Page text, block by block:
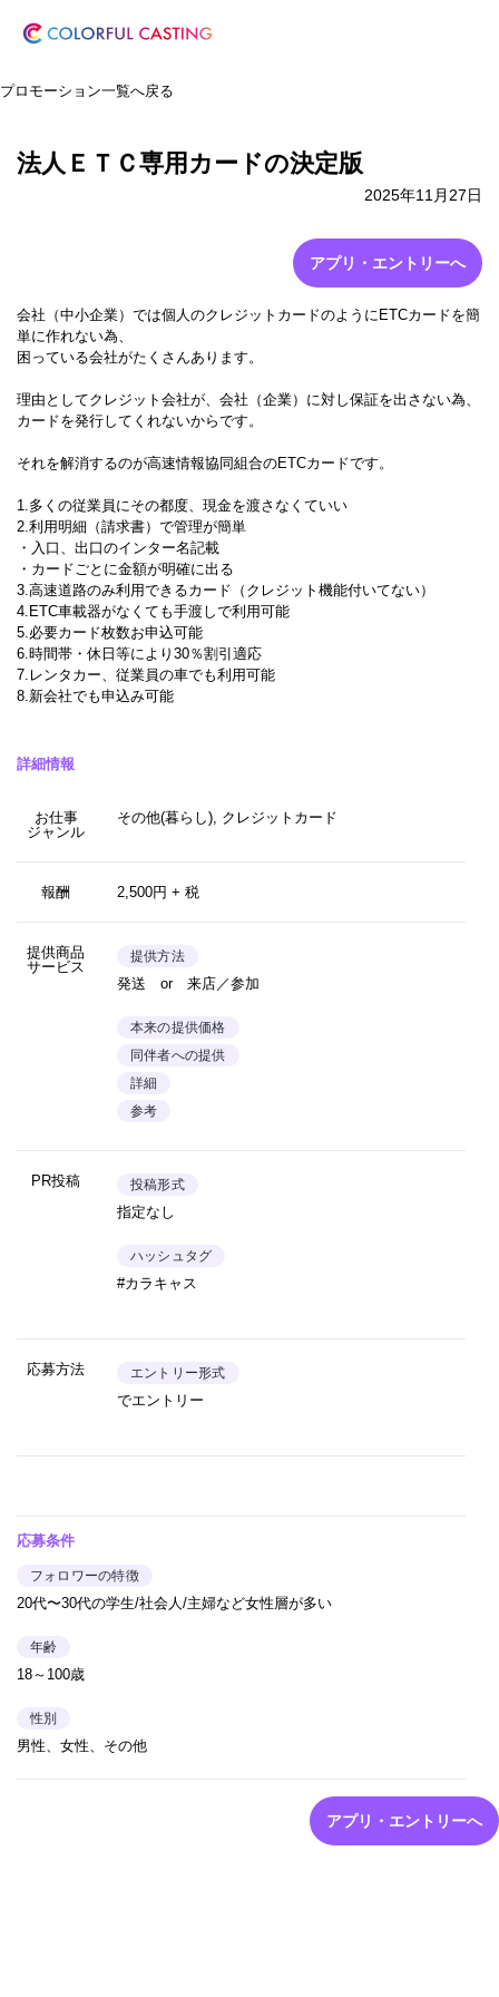
プロモーション一覧へ戻る
法人ＥＴＣ専用カードの決定版
2025年11月27日
アプリ・エントリーへ
会社（中小企業）では個人のクレジットカードのようにETCカードを簡
単に作れない為、
困っている会社がたくさんあります。
理由としてクレジット会社が、会社（企業）に対し保証を出さない為、
カードを発行してくれないからです。
それを解消するのが高速情報協同組合のETCカードです。
1.多くの従業員にその都度、現金を渡さなくていい
2.利用明細（請求書）で管理が簡単
・入口、出口のインター名記載
・カードごとに金額が明確に出る
3.高速道路のみ利用できるカード（クレジット機能付いてない）
4.ETC車載器がなくても手渡しで利用可能
5.必要カード枚数お申込可能
6.時間帯・休日等により30％割引適応
7.レンタカー、従業員の車でも利用可能
8.新会社でも申込み可能
詳細情報
お仕事
ジャンル
その他(暮らし), クレジットカード
報酬 2,500円 + 税
提供商品
サービス
提供方法
発送 or 来店／参加
本来の提供価格
同伴者への提供
詳細
参考
PR投稿 投稿形式
指定なし
ハッシュタグ
#カラキャス
応募方法 エントリー形式
でエントリー
応募条件
フォロワーの特徴
20代〜30代の学生/社会人/主婦など女性層が多い
年齢
18～100歳
性別
男性、女性、その他
アプリ・エントリーへ